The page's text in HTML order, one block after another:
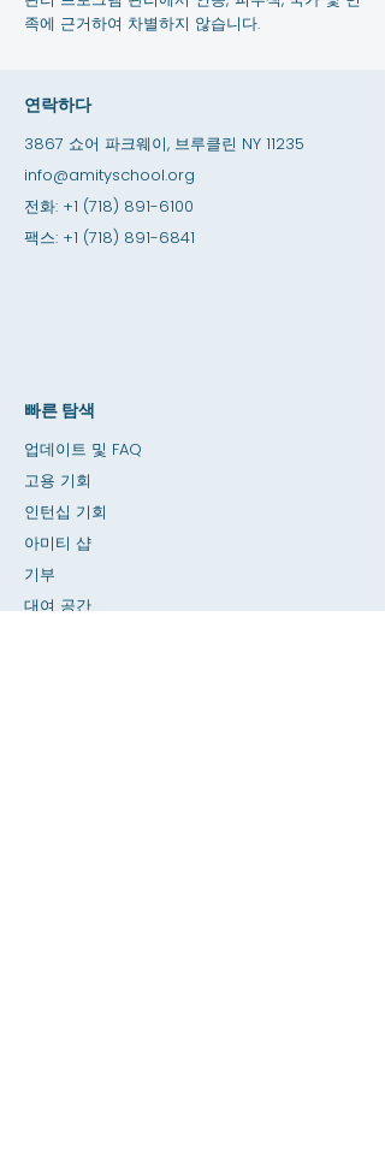
족에 근거하여 차별하지 않습니다.
연락하다
3867 쇼어 파크웨이, 브루클린 NY 11235
info@amityschool.org
전화: +1 (718) 891-6100
팩스: +1 (718) 891-6841
빠른 탐색
업데이트 및 FAQ
고용 기회
인턴십 기회
아미티 샵
기부
대여 공간